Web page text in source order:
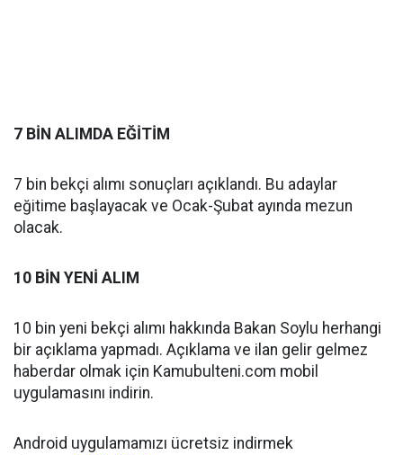
7 BİN ALIMDA EĞİTİM
7 bin bekçi alımı sonuçları açıklandı. Bu adaylar
eğitime başlayacak ve Ocak-Şubat ayında mezun
olacak.
10 BİN YENİ ALIM
10 bin yeni bekçi alımı hakkında Bakan Soylu herhangi
bir açıklama yapmadı. Açıklama ve ilan gelir gelmez
haberdar olmak için Kamubulteni.com mobil
uygulamasını indirin.
Android uygulamamızı ücretsiz indirmek